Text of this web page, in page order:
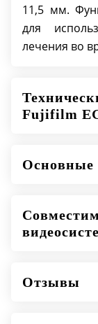
11,5 мм.
для
лечения во
Fujifilm
Основные
Отзывы